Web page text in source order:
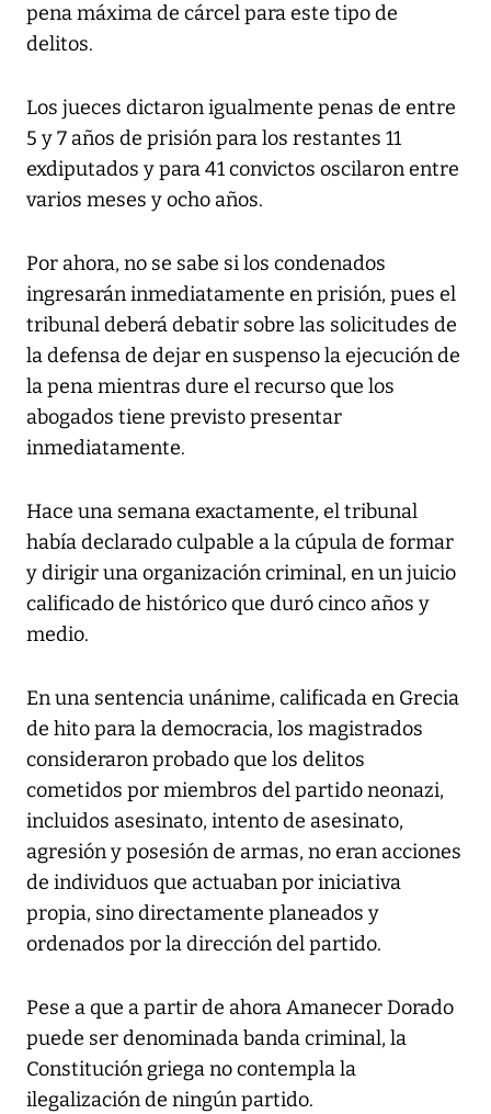
pena máxima de cárcel para este tipo de
delitos.
Los jueces dictaron igualmente penas de entre
5 y 7 años de prisión para los restantes 11
exdiputados y para 41 convictos oscilaron entre
varios meses y ocho años.
Por ahora, no se sabe si los condenados
ingresarán inmediatamente en prisión, pues el
tribunal deberá debatir sobre las solicitudes de
la defensa de dejar en suspenso la ejecución de
la pena mientras dure el recurso que los
abogados tiene previsto presentar
inmediatamente.
Hace una semana exactamente, el tribunal
había declarado culpable a la cúpula de formar
y dirigir una organización criminal, en un juicio
calificado de histórico que duró cinco años y
medio.
En una sentencia unánime, calificada en Grecia
de hito para la democracia, los magistrados
consideraron probado que los delitos
cometidos por miembros del partido neonazi,
incluidos asesinato, intento de asesinato,
agresión y posesión de armas, no eran acciones
de individuos que actuaban por iniciativa
propia, sino directamente planeados y
ordenados por la dirección del partido.
Pese a que a partir de ahora Amanecer Dorado
puede ser denominada banda criminal, la
Constitución griega no contempla la
ilegalización de ningún partido.